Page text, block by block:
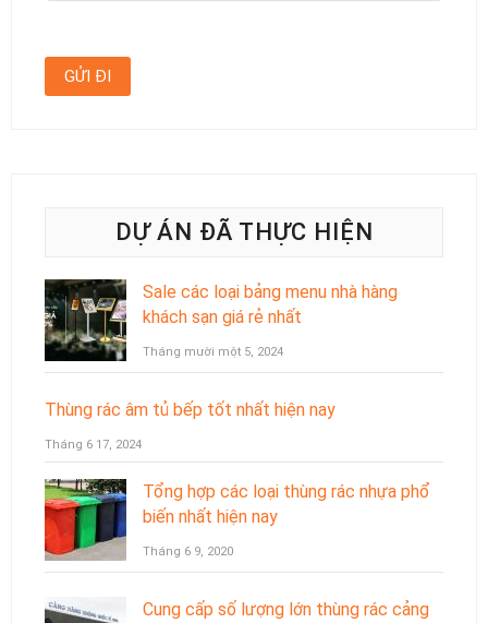
DỰ ÁN ĐÃ THỰC HIỆN
Sale các loại bảng menu nhà hàng
khách sạn giá rẻ nhất
Tháng mười một 5, 2024
Thùng rác âm tủ bếp tốt nhất hiện nay
Tháng 6 17, 2024
Tổng hợp các loại thùng rác nhựa phổ
biến nhất hiện nay
Tháng 6 9, 2020
Cung cấp số lượng lớn thùng rác cảng